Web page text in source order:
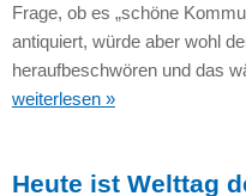
Frage, ob es „schöne
antiquiert, würde aber wohl
heraufbeschwören und das
weiterlesen »
Heute ist Welttag